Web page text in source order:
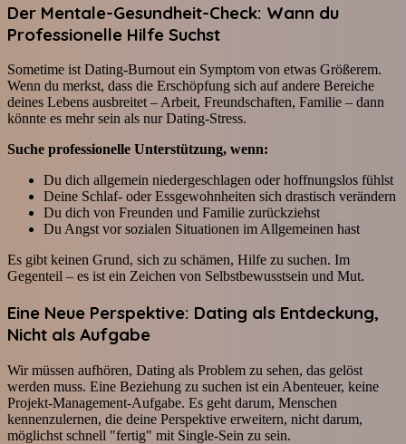
Der Mentale-Gesundheit-Check: Wann du
Professionelle Hilfe Suchst
Sometime ist Dating-Burnout ein Symptom von etwas Größerem.
Wenn du merkst, dass die Erschöpfung sich auf andere Bereiche
deines Lebens ausbreitet – Arbeit, Freundschaften, Familie – dann
könnte es mehr sein als nur Dating-Stress.
Suche professionelle Unterstützung, wenn:
Du dich allgemein niedergeschlagen oder hoffnungslos fühlst
Deine Schlaf- oder Essgewohnheiten sich drastisch verändern
Du dich von Freunden und Familie zurückziehst
Du Angst vor sozialen Situationen im Allgemeinen hast
Es gibt keinen Grund, sich zu schämen, Hilfe zu suchen. Im
Gegenteil – es ist ein Zeichen von Selbstbewusstsein und Mut.
Eine Neue Perspektive: Dating als Entdeckung,
Nicht als Aufgabe
Wir müssen aufhören, Dating als Problem zu sehen, das gelöst
werden muss. Eine Beziehung zu suchen ist ein Abenteuer, keine
Projekt-Management-Aufgabe. Es geht darum, Menschen
kennenzulernen, die deine Perspektive erweitern, nicht darum,
möglichst schnell "fertig" mit Single-Sein zu sein.